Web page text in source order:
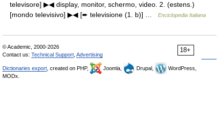
televisore] ▶◀ display, monitor, schermo, video. 2. (estens.)
[mondo televisivo] ▶◀ [➨ televisione (1. b)] …
Enciclopedia Italiana
18+
© Academic, 2000-2026
Contact us: Technical Support Advertising
Dictionaries export , created on PHP, Joomla, Drupal,
WordPress,
MODx.